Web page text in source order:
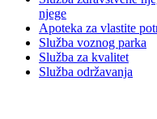
njege
Apoteka za vlastite
Služba voznog parka
Služba za kvalitet
Služba održavanja